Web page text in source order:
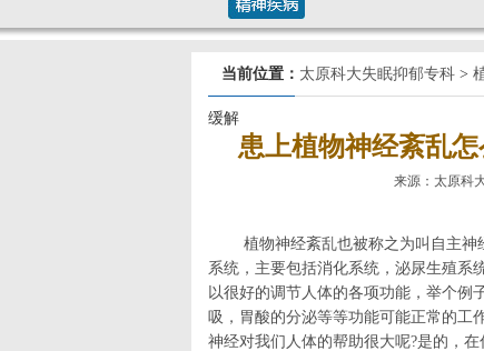
当前位置： 太原科大失眠抑郁专科 >
缓解
患上植物神经紊乱
来源：太原科
植物神经紊乱也被称之为叫自主
系统，主要包括消化系统，泌尿生殖系
以很好的调节人体的各项功能，举个例
吸，胃酸的分泌等等功能可能正常的工
神经对我们人体的帮助很大呢?是的，